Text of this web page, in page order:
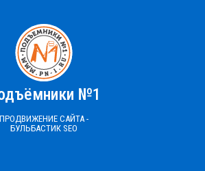
№1,2,3 ПРАВИЛА АРЕНДЫ №4 ПРАЙС-
№1
ПРОДВИЖЕНИЕ САЙТА -
БУЛЬБАСТИК SEO